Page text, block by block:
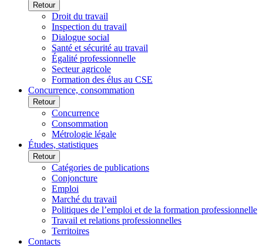
Retour
Droit du travail
Inspection du travail
Dialogue social
Santé et sécurité au travail
Égalité professionnelle
Secteur agricole
Formation des élus au CSE
Concurrence, consommation
Retour
Concurrence
Consommation
Métrologie légale
Études, statistiques
Retour
Catégories de publications
Conjoncture
Emploi
Marché du travail
Politiques de l’emploi et de la formation professionnelle
Travail et relations professionnelles
Territoires
Contacts